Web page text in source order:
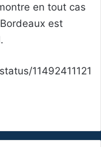
en tout cas
est
11492411121